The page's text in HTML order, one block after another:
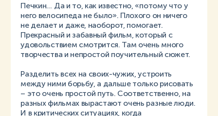
Печкин… Да и то, как известно, «потому что у
него велосипеда не было». Плохого он ничего
не делает и даже, наоборот, помогает.
Прекрасный и забавный фильм, который с
удовольствием смотрится. Там очень много
творчества и непростой поучительный сюжет.
Разделить всех на своих-чужих, устроить
между ними борьбу, а дальше только рисовать
– это очень простой путь. Соответственно, на
разных фильмах вырастают очень разные люди.
И в критических ситуациях, когда